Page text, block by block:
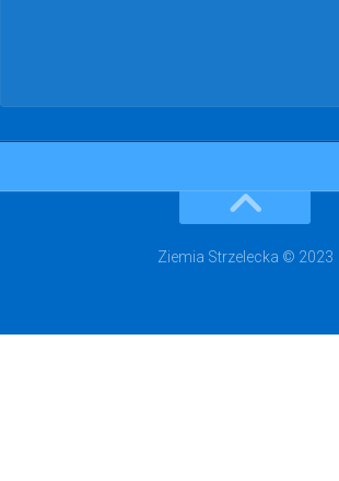
Ziemia Strzelecka © 2023